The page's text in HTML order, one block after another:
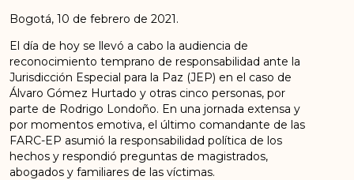
Bogotá, 10 de febrero de 2021.
El día de hoy se llevó a cabo la audiencia de
reconocimiento temprano de responsabilidad ante la
Jurisdicción Especial para la Paz (JEP) en el caso de
Álvaro Gómez Hurtado y otras cinco personas, por
parte de Rodrigo Londoño. En una jornada extensa y
por momentos emotiva, el último comandante de las
FARC-EP asumió la responsabilidad política de los
hechos y respondió preguntas de magistrados,
abogados y familiares de las víctimas.